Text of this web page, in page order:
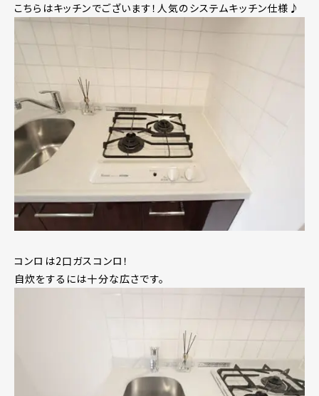
こちらはキッチンでございます！人気のシステムキッチン仕様♪
コンロは2口ガスコンロ！
自炊をするには十分な広さです。